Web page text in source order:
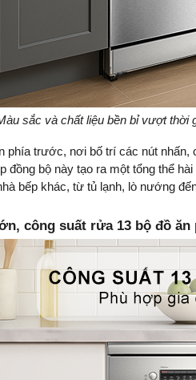
sắc và chất liệu bền bỉ vượt thời
phía trước, nơi bố trí các nút
đồng bộ này tạo ra một tổng thể
bếp khác, từ tủ lạnh, lò nướng
công suất rửa 13 bộ đồ